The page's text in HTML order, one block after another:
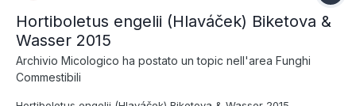
Hortiboletus engelii (Hlaváček) Biketova &
Wasser 2015
Archivio Micologico ha postato un topic nell'area Funghi
Commestibili